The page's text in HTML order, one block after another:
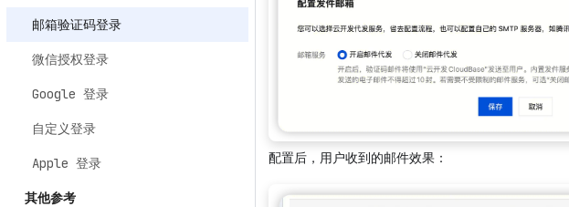
邮箱验证码登录
微信授权登录
Google 登录
自定义登录
Apple 登录
其他参考
配置后，用户收到的邮件效果：